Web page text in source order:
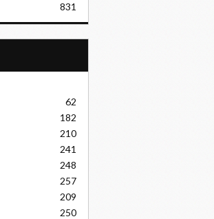
831
62
182
210
241
248
257
209
250